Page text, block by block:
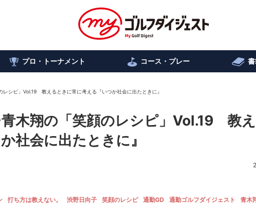
プロ・トーナメント コース・プレー
レシピ」Vol.19 教えるときに常に考える『いつか社会に出たときに』
木翔の「笑顔のレシピ」Vol.19 教
社会に出たときに』
打ち方は教えない。 渋野日向子 笑顔のレシピ 通勤GD 通勤ゴルフダイジェスト 青木